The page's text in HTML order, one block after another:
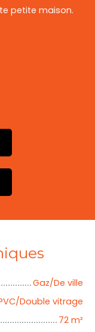
petite maison.
Gaz/De ville
Double vitrage
72 m²